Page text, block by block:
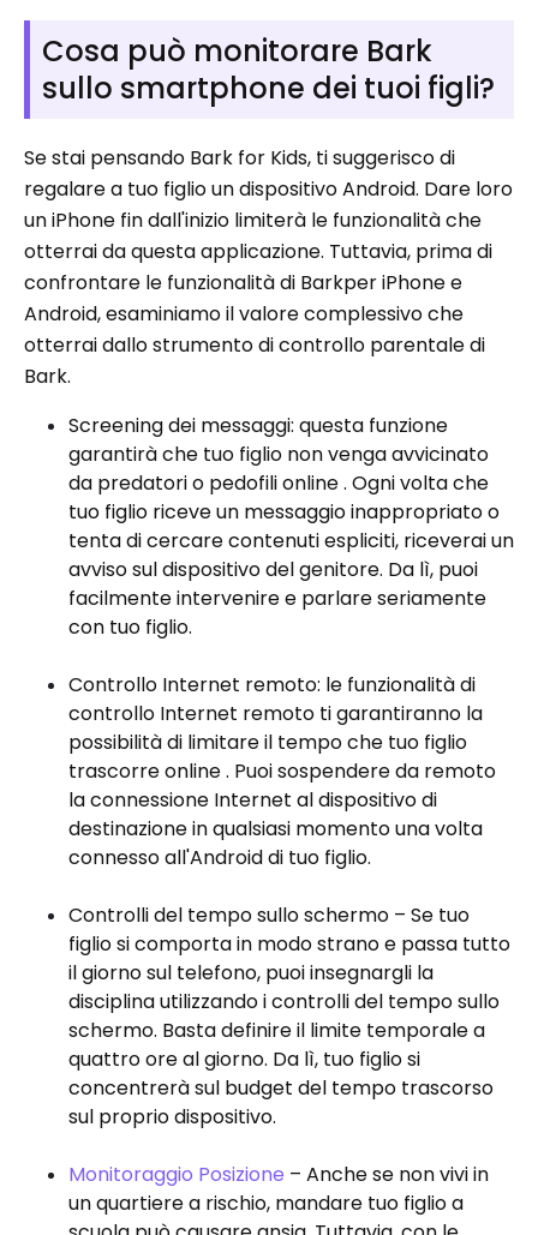
Cosa può monitorare Bark
sullo smartphone dei tuoi figli?
Se stai pensando Bark for Kids, ti suggerisco di
regalare a tuo figlio un dispositivo Android. Dare loro
un iPhone fin dall'inizio limiterà le funzionalità che
otterrai da questa applicazione. Tuttavia, prima di
confrontare le funzionalità di Barkper iPhone e
Android, esaminiamo il valore complessivo che
otterrai dallo strumento di controllo parentale di
Bark.
Screening dei messaggi: questa funzione
garantirà che tuo figlio non venga avvicinato
da predatori o pedofili online . Ogni volta che
tuo figlio riceve un messaggio inappropriato o
tenta di cercare contenuti espliciti, riceverai un
avviso sul dispositivo del genitore. Da lì, puoi
facilmente intervenire e parlare seriamente
con tuo figlio.
Controllo Internet remoto: le funzionalità di
controllo Internet remoto ti garantiranno la
possibilità di limitare il tempo che tuo figlio
trascorre online . Puoi sospendere da remoto
la connessione Internet al dispositivo di
destinazione in qualsiasi momento una volta
connesso all'Android di tuo figlio.
Controlli del tempo sullo schermo – Se tuo
figlio si comporta in modo strano e passa tutto
il giorno sul telefono, puoi insegnargli la
disciplina utilizzando i controlli del tempo sullo
schermo. Basta definire il limite temporale a
quattro ore al giorno. Da lì, tuo figlio si
concentrerà sul budget del tempo trascorso
sul proprio dispositivo.
Monitoraggio Posizione – Anche se non vivi in ​​
un quartiere a rischio, mandare tuo figlio a